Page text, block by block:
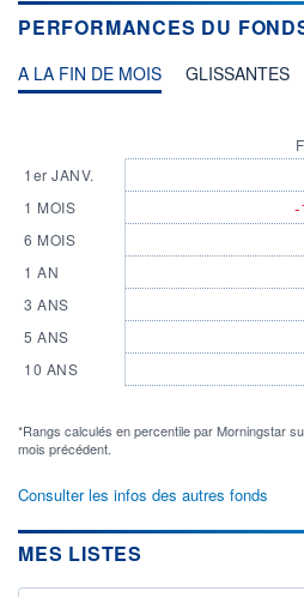
PERFORMANCES DU
A LA FIN DE MOIS GLISSANTES
1er JANV.
1 MOIS
6 MOIS
1 AN
3 ANS
5 ANS
10 ANS
-
*Rangs calculés en percentile par Morningstar
mois précédent.
Consulter les infos des autres fonds
MES LISTES